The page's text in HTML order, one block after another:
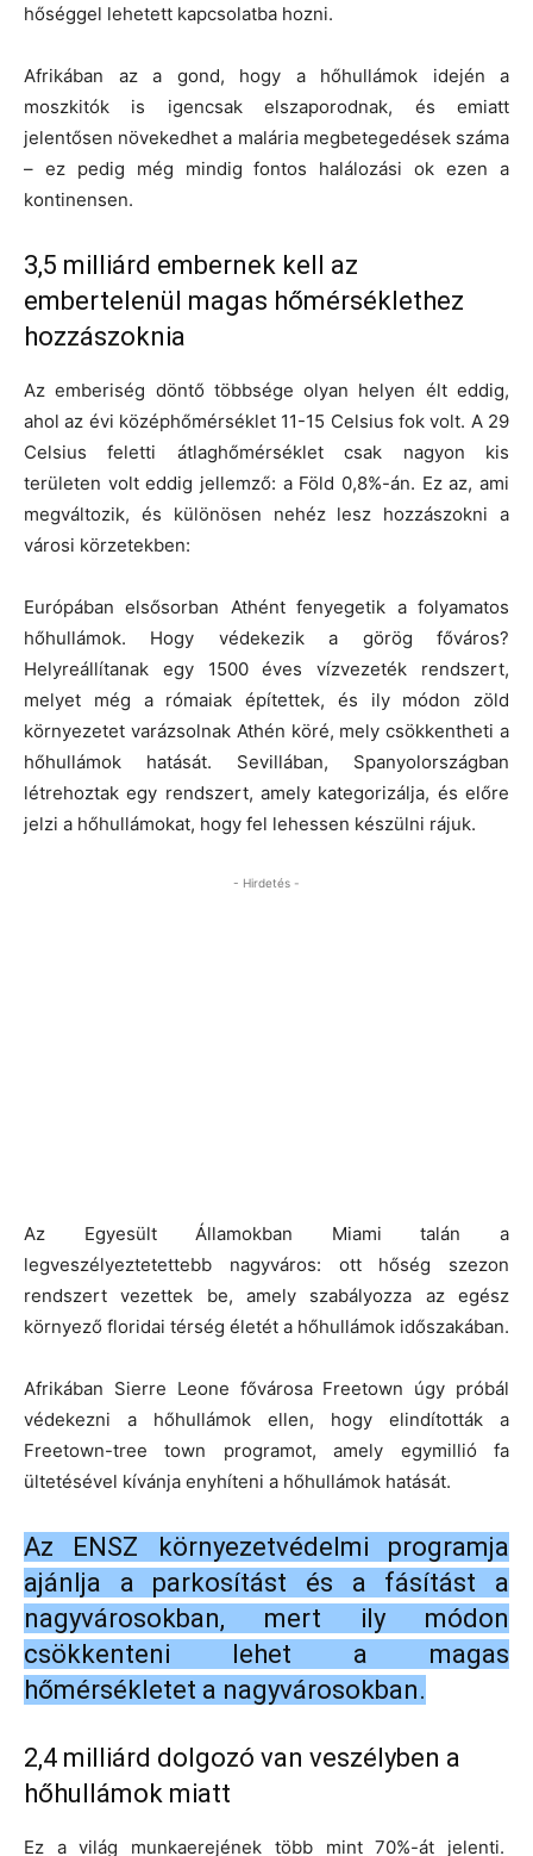
hőséggel lehetett kapcsolatba hozni.
Afrikában az a gond, hogy a hőhullámok idején a
moszkitók is igencsak elszaporodnak, és emiatt
jelentősen növekedhet a malária megbetegedések száma
– ez pedig még mindig fontos halálozási ok ezen a
kontinensen.
3,5 milliárd embernek kell az
embertelenül magas hőmérséklethez
hozzászoknia
Az emberiség döntő többsége olyan helyen élt eddig,
ahol az évi középhőmérséklet 11-15 Celsius fok volt. A 29
Celsius feletti átlaghőmérséklet csak nagyon kis
területen volt eddig jellemző: a Föld 0,8%-án. Ez az, ami
megváltozik, és különösen nehéz lesz hozzászokni a
városi körzetekben:
Európában elsősorban Athént fenyegetik a folyamatos
hőhullámok. Hogy védekezik a görög főváros?
Helyreállítanak egy 1500 éves vízvezeték rendszert,
melyet még a rómaiak építettek, és ily módon zöld
környezetet varázsolnak Athén köré, mely csökkentheti a
hőhullámok hatását. Sevillában, Spanyolországban
létrehoztak egy rendszert, amely kategorizálja, és előre
jelzi a hőhullámokat, hogy fel lehessen készülni rájuk.
- Hirdetés -
Az Egyesült Államokban Miami talán a
legveszélyeztetettebb nagyváros: ott hőség szezon
rendszert vezettek be, amely szabályozza az egész
környező floridai térség életét a hőhullámok időszakában.
Afrikában Sierre Leone fővárosa Freetown úgy próbál
védekezni a hőhullámok ellen, hogy elindították a
Freetown-tree town programot, amely egymillió fa
ültetésével kívánja enyhíteni a hőhullámok hatását.
Az ENSZ környezetvédelmi programja
ajánlja a parkosítást és a fásítást a
nagyvárosokban, mert ily módon
csökkenteni lehet a magas
hőmérsékletet a nagyvárosokban.
2,4 milliárd dolgozó van veszélyben a
hőhullámok miatt
Ez a világ munkaerejének több mint 70%-át jelenti.